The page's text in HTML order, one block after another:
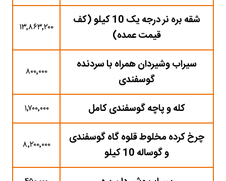
شقه بره نر درجه یک 10 کیلو (کف
قیمت عمده)
۱۳٬۸۶۳٬۲۰۰
سیراب وشیردان همراه با سردنده
گوسفندی
۸۰۰٬۰۰۰
کله و پاچه گوسفندی کامل ۱٬۷۰۰٬۰۰۰
چرخ کرده مخلوط قلوه گاه گوسفندی
و گوساله 10 کیلو
۸٬۲۰۰٬۰۰۰